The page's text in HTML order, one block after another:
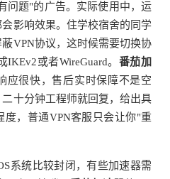
问题"的广告。实际使用中，运
影响效果。住学校宿舍的同学
VPN协议，这时候需要切换协
IKEv2或者WireGuard。 番茄加
应很快，售后实时保障不是空
十分钟工程师就回复，给出具
度，普通VPN客服只会让你"重
系统比较封闭，有些加速器需